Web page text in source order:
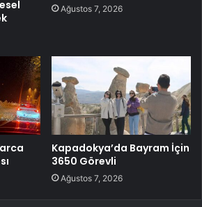
Ağustos 7, 2026
Kapadokya’da Bayram İçin
3650 Görevli
Ağustos 7, 2026